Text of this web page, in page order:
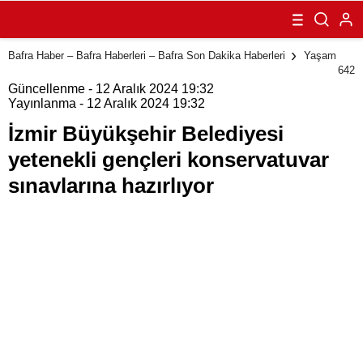
Belediyesi
yetenekli
gençleri
konservatuvar
Bafra Haber – Bafra Haberleri – Bafra Son Dakika Haberleri
Yaşam
642
Güncellenme - 12 Aralık 2024 19:32
Yayınlanma - 12 Aralık 2024 19:32
İzmir Büyükşehir Belediyesi
yetenekli gençleri konservatuvar
sınavlarına hazırlıyor